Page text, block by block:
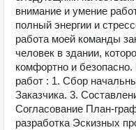
внимание и умение
полный энергии и
работа моей команды
человек в здании,
комфортно и
работ : 1. Сбор
Заказчика. 3.
Согласование План-
разработка Эскизных